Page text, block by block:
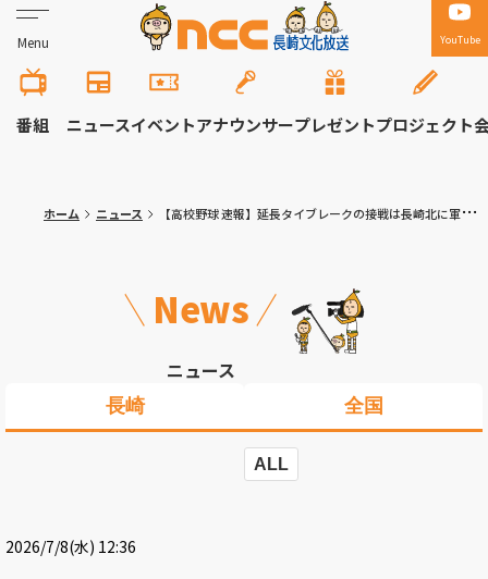
Menu YouTube
番組 ニュースイベントアナウンサープレゼントプロジェクト
ホーム ニュース 【高校野球 速報】延長タイブレークの接戦は長崎北に軍配 佐世保高専に勝利 夏の高校野球長崎大会 7月8日(水) の試合・経過
News
ニュース
長崎 全国
ALL
2026/7/8(水) 12:36